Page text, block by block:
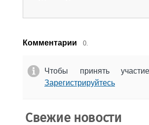
Комментарии 0.
Чтобы принять
Зарегистрируйтесь
Свежие новости